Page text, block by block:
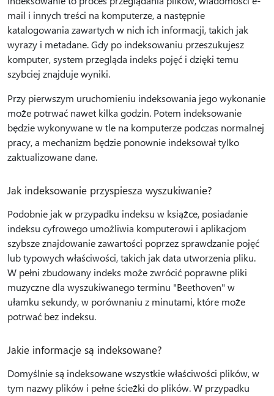
mail i innych treści na komputerze, a następnie
katalogowania zawartych w nich ich informacji, takich jak
wyrazy i metadane. Gdy po indeksowaniu przeszukujesz
komputer, system przegląda indeks pojęć i dzięki temu
szybciej znajduje wyniki.
Przy pierwszym uruchomieniu indeksowania jego wykonanie
może potrwać nawet kilka godzin. Potem indeksowanie
będzie wykonywane w tle na komputerze podczas normalnej
pracy, a mechanizm będzie ponownie indeksował tylko
zaktualizowane dane.
Jak indeksowanie przyspiesza wyszukiwanie?
Podobnie jak w przypadku indeksu w książce, posiadanie
indeksu cyfrowego umożliwia komputerowi i aplikacjom
szybsze znajdowanie zawartości poprzez sprawdzanie pojęć
lub typowych właściwości, takich jak data utworzenia pliku.
W pełni zbudowany indeks może zwrócić poprawne pliki
muzyczne dla wyszukiwanego terminu "Beethoven" w
ułamku sekundy, w porównaniu z minutami, które może
potrwać bez indeksu.
Jakie informacje są indeksowane?
Domyślnie są indeksowane wszystkie właściwości plików, w
tym nazwy plików i pełne ścieżki do plików. W przypadku